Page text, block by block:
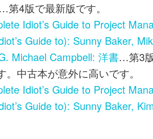
…第4版で最新版です。
Idiot’s Guide to Project
Guide to): Sunny Baker,
Michael Campbell: 洋書…第3
。中古本が意外に高いです。
Idiot’s Guide to Project
Guide to): Sunny Baker,